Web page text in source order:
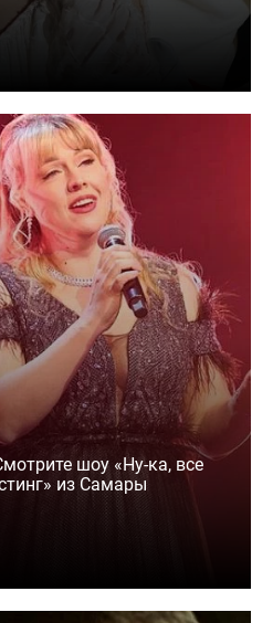
шоу «Ну-ка, все
из Самары